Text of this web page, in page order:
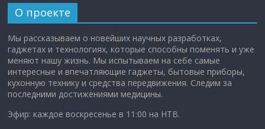
О проекте
Мы рассказываем о новейших научных разработках,
гаджетах и технологиях, которые способны поменять и уже
меняют нашу жизнь. Мы испытываем на себе самые
интересные и впечатляющие гаджеты, бытовые приборы,
кухонную технику и средства передвижения. Следим за
последними достижениями медицины.
Эфир: каждое воскресенье в 11:00 на НТВ.